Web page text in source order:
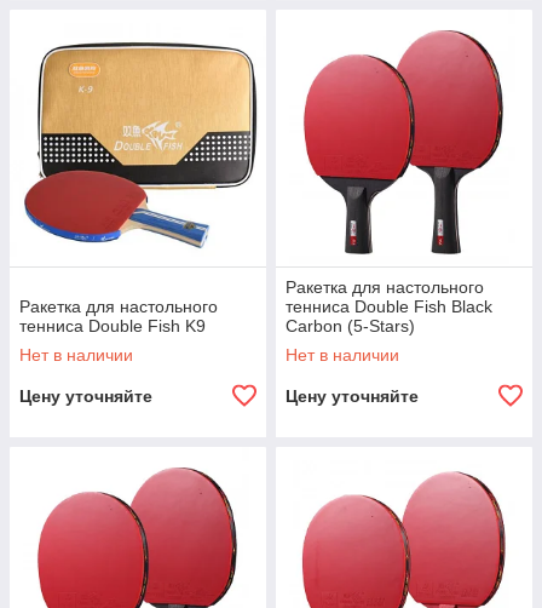
Ракетка для настольного
тенниса Double Fish K9
Нет в наличии
Цену уточняйте
Ракетка для настольного
тенниса Double Fish Black
Carbon (5-Stars)
Нет в наличии
Цену уточняйте